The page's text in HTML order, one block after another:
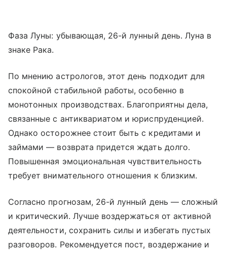
Фаза Луны: убывающая, 26-й лунный день. Луна в
знаке Рака.
По мнению астрологов, этот день подходит для
спокойной стабильной работы, особенно в
монотонных производствах. Благоприятны дела,
связанные с антиквариатом и юриспруденцией.
Однако осторожнее стоит быть с кредитами и
займами — возврата придется ждать долго.
Повышенная эмоциональная чувствительность
требует внимательного отношения к близким.
Согласно прогнозам, 26-й лунный день — сложный
и критический. Лучше воздержаться от активной
деятельности, сохранить силы и избегать пустых
разговоров. Рекомендуется пост, воздержание и